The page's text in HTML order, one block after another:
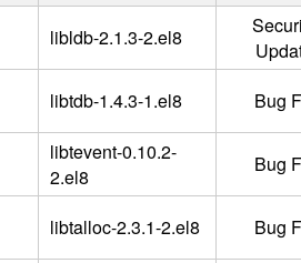
libldb-2.1.3-2.el8
libtdb-1.4.3-1.el8
Bug
libtevent-0.10.2-
2.el8
Bug
libtalloc-2.3.1-2.el8
Bug